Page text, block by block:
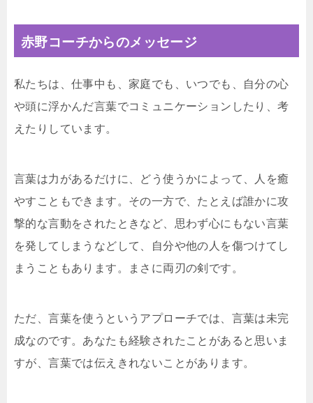
赤野コーチからのメッセージ
私たちは、仕事中も、家庭でも、いつでも、自分の心
や頭に浮かんだ言葉でコミュニケーションしたり、考
えたりしています。
言葉は力があるだけに、どう使うかによって、人を癒
やすこともできます。その一方で、たとえば誰かに攻
撃的な言動をされたときなど、思わず心にもない言葉
を発してしまうなどして、自分や他の人を傷つけてし
まうこともあります。まさに両刃の剣です。
ただ、言葉を使うというアプローチでは、言葉は未完
成なのです。あなたも経験されたことがあると思いま
すが、言葉では伝えきれないことがあります。